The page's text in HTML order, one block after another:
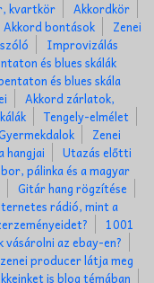
kvartkör
Akkordkör
Akkord bontások
Zenei
Improvizálás
és blues skálák
és blues skála
Akkord zárlatok,
Tengely-elmélet
Zenei
hangjai
Utazás előtti
pálinka és a magyar
Gitár hang rögzítése
rádió, mint a
1001
vásárolni az ebay-en?
producer látja meg
is blog témában